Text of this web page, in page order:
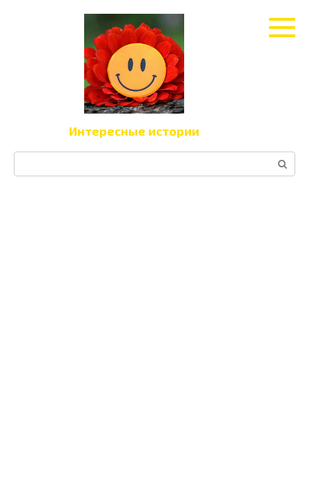
Интересные истории